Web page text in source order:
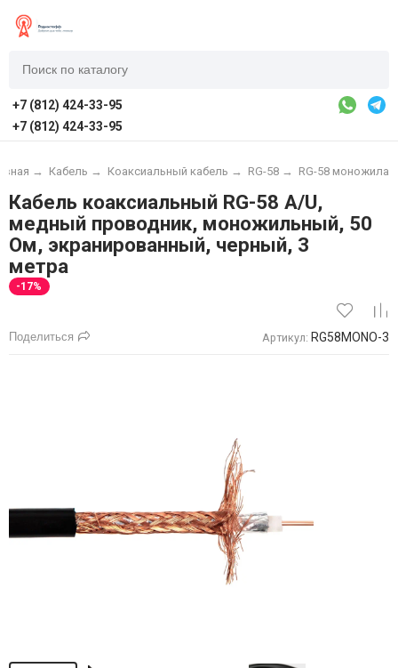
+7 (812) 424-33-95
+7 (812) 424-33-95
→ Кабель → Коаксиальный кабель → RG-58 → RG-58 моножила
Кабель коаксиальный RG-58 A/U,
медный проводник, моножильный, 50
Ом, экранированный, черный, 3
метра
-17%
Поделиться Артикул: RG58MONO-3